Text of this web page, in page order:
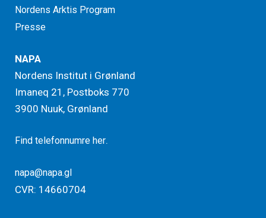
Nordens Arktis Program
Presse
NAPA
Nordens Institut i Grønland
Imaneq 21, Postboks 770
3900 Nuuk, Grønland
Find telefonnumre her.
napa@napa.gl
CVR: 14660704